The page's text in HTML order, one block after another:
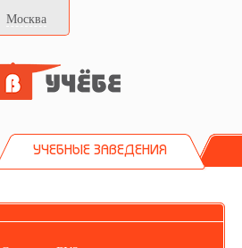
Москва
УЧЕБНЫЕ ЗАВЕДЕНИЯ